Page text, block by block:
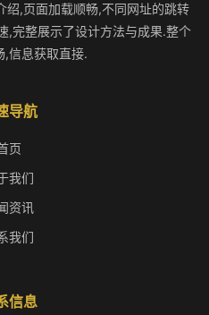
绍,页面加载顺畅,不同网址的跳转
,完整展示了设计方法与成果.整个
,信息获取直接.
导航
页
我们
资讯
我们
信息